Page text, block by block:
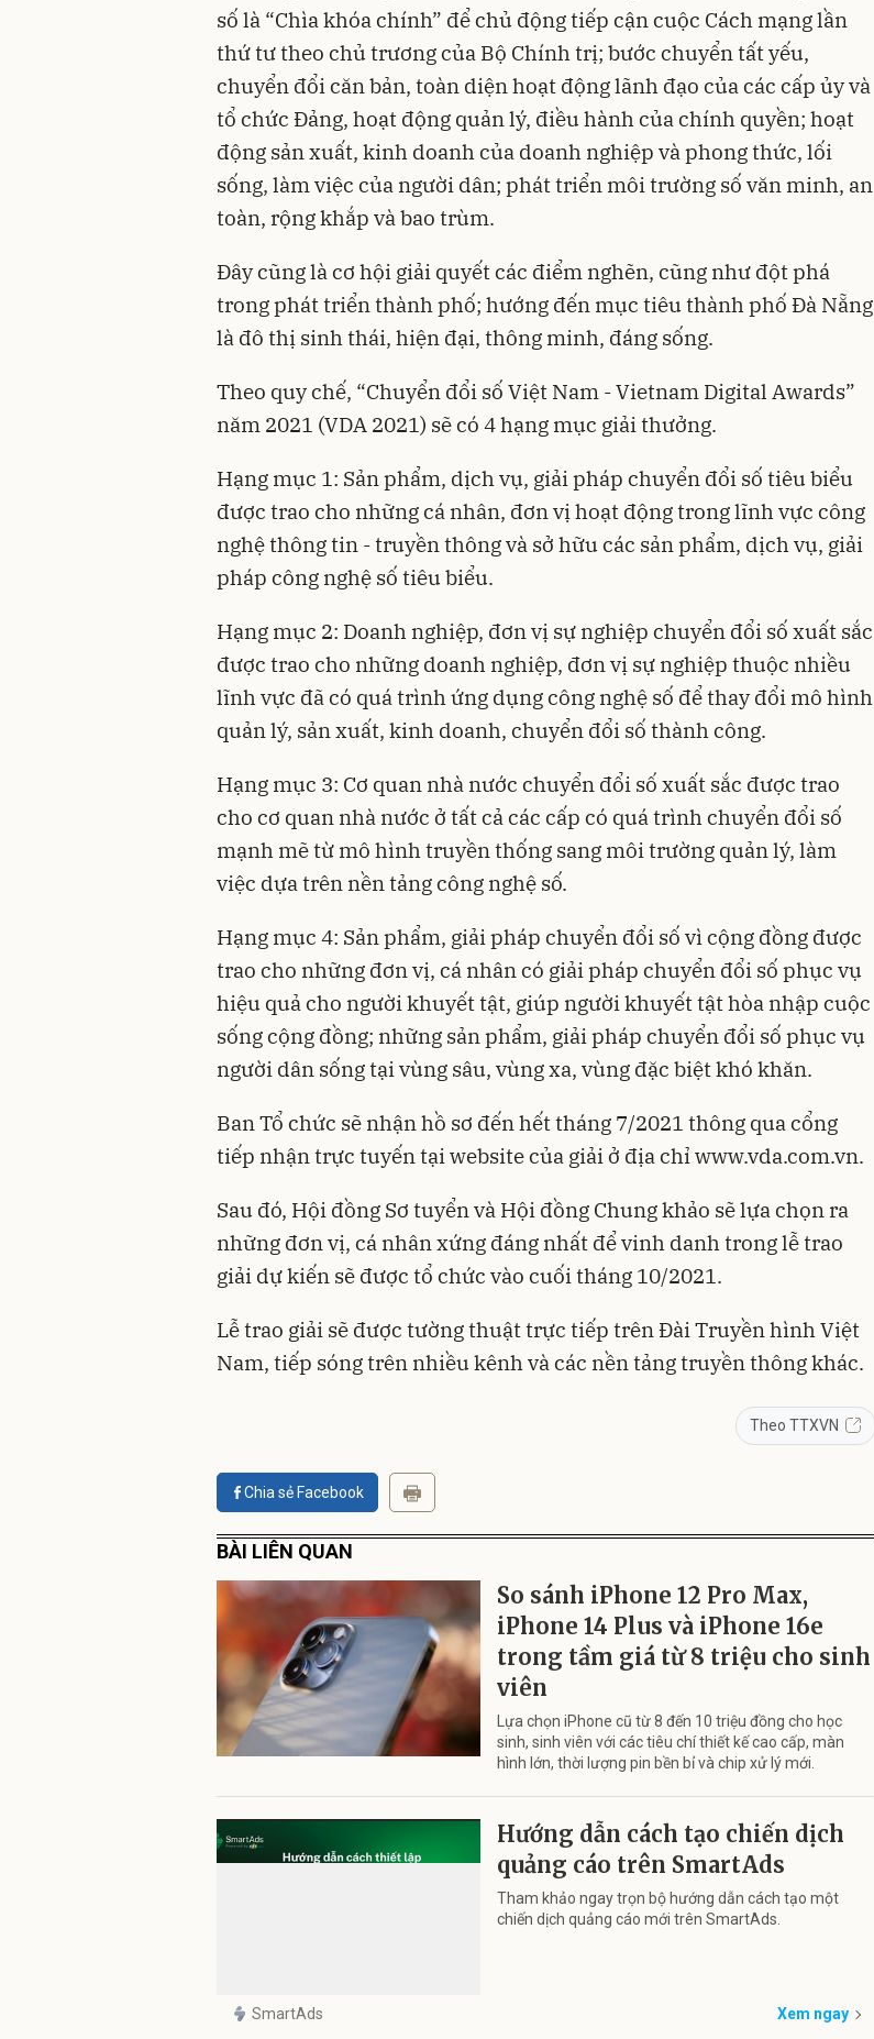
số là “Chìa khóa chính” để chủ động tiếp cận cuộc Cách mạng lần
thứ tư theo chủ trương của Bộ Chính trị; bước chuyển tất yếu,
chuyển đổi căn bản, toàn diện hoạt động lãnh đạo của các cấp ủy và
tổ chức Đảng, hoạt động quản lý, điều hành của chính quyền; hoạt
động sản xuất, kinh doanh của doanh nghiệp và phong thức, lối
sống, làm việc của người dân; phát triển môi trường số văn minh, an
toàn, rộng khắp và bao trùm.
Đây cũng là cơ hội giải quyết các điểm nghẽn, cũng như đột phá
trong phát triển thành phố; hướng đến mục tiêu thành phố Đà Nẵng
là đô thị sinh thái, hiện đại, thông minh, đáng sống.
Theo quy chế, “Chuyển đổi số Việt Nam - Vietnam Digital Awards”
năm 2021 (VDA 2021) sẽ có 4 hạng mục giải thưởng.
Hạng mục 1: Sản phẩm, dịch vụ, giải pháp chuyển đổi số tiêu biểu
được trao cho những cá nhân, đơn vị hoạt động trong lĩnh vực công
nghệ thông tin - truyền thông và sở hữu các sản phẩm, dịch vụ, giải
pháp công nghệ số tiêu biểu.
Hạng mục 2: Doanh nghiệp, đơn vị sự nghiệp chuyển đổi số xuất sắc
được trao cho những doanh nghiệp, đơn vị sự nghiệp thuộc nhiều
lĩnh vực đã có quá trình ứng dụng công nghệ số để thay đổi mô hình
quản lý, sản xuất, kinh doanh, chuyển đổi số thành công.
Hạng mục 3: Cơ quan nhà nước chuyển đổi số xuất sắc được trao
cho cơ quan nhà nước ở tất cả các cấp có quá trình chuyển đổi số
mạnh mẽ từ mô hình truyền thống sang môi trường quản lý, làm
việc dựa trên nền tảng công nghệ số.
Hạng mục 4: Sản phẩm, giải pháp chuyển đổi số vì cộng đồng được
trao cho những đơn vị, cá nhân có giải pháp chuyển đổi số phục vụ
hiệu quả cho người khuyết tật, giúp người khuyết tật hòa nhập cuộc
sống cộng đồng; những sản phẩm, giải pháp chuyển đổi số phục vụ
người dân sống tại vùng sâu, vùng xa, vùng đặc biệt khó khăn.
Ban Tổ chức sẽ nhận hồ sơ đến hết tháng 7/2021 thông qua cổng
tiếp nhận trực tuyến tại website của giải ở địa chỉ www.vda.com.vn.
Sau đó, Hội đồng Sơ tuyển và Hội đồng Chung khảo sẽ lựa chọn ra
những đơn vị, cá nhân xứng đáng nhất để vinh danh trong lễ trao
giải dự kiến sẽ được tổ chức vào cuối tháng 10/2021.
Lễ trao giải sẽ được tường thuật trực tiếp trên Đài Truyền hình Việt
Nam, tiếp sóng trên nhiều kênh và các nền tảng truyền thông khác.
Theo TTXVN
Chia sẻ Facebook
BÀI LIÊN QUAN
So sánh iPhone 12 Pro Max,
iPhone 14 Plus và iPhone 16e
trong tầm giá từ 8 triệu cho sinh
viên
Lựa chọn iPhone cũ từ 8 đến 10 triệu đồng cho học
sinh, sinh viên với các tiêu chí thiết kế cao cấp, màn
hình lớn, thời lượng pin bền bỉ và chip xử lý mới.
Hướng dẫn cách tạo chiến dịch
quảng cáo trên SmartAds
Tham khảo ngay trọn bộ hướng dẫn cách tạo một
chiến dịch quảng cáo mới trên SmartAds.
SmartAds Xem ngay